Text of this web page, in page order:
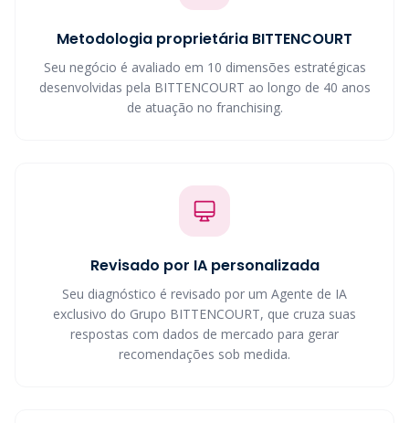
Metodologia proprietária BITTENCOURT
Seu negócio é avaliado em 10 dimensões estratégicas
desenvolvidas pela BITTENCOURT ao longo de 40 anos
de atuação no franchising.
Revisado por IA personalizada
Seu diagnóstico é revisado por um Agente de IA
exclusivo do Grupo BITTENCOURT, que cruza suas
respostas com dados de mercado para gerar
recomendações sob medida.